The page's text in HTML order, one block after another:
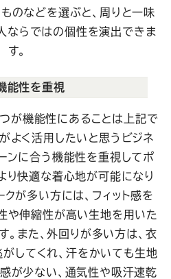
のなどを選ぶと、周りと一味
ならではの個性を演出できま
す。
能性を重視
つが機能性にあることは上記で
よく活用したいと思うビジネ
ンに合う機能性を重視してポ
り快適な着心地が可能になり
クが多い方には、フィット感を
や伸縮性が高い生地を用いた
。また、外回りが多い方は、衣
してくれ、汗をかいても生地
が少ない、通気性や吸汗速乾